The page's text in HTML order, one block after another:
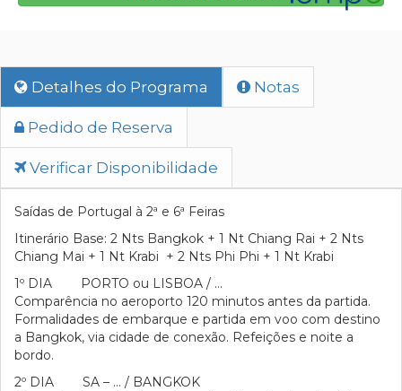
Detalhes do Programa Notas
Pedido de Reserva
Verificar Disponibilidade
Saídas de Portugal à 2ª e 6ª Feiras
Itinerário Base: 2 Nts Bangkok + 1 Nt Chiang Rai + 2 Nts
Chiang Mai + 1 Nt Krabi + 2 Nts Phi Phi + 1 Nt Krabi
1º DIA PORTO ou LISBOA / …
Comparência no aeroporto 120 minutos antes da partida.
Formalidades de embarque e partida em voo com destino
a Bangkok, via cidade de conexão. Refeições e noite a
bordo.
2º DIA SA – … / BANGKOK